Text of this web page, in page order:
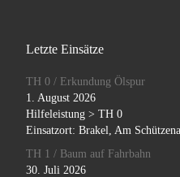
Letzte Einsätze
TH 0 / Erkundung Ölspur
1. August 2026
Hilfeleistung > TH 0
Einsatzort: Brakel, Am
TH 1 / Baum auf Fahrbahn
30. Juli 2026